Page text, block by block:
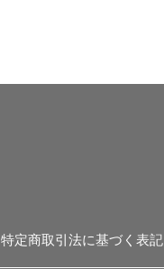
特定商取引法に基づく表記